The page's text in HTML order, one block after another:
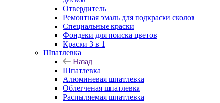
Отвердитель
Ремонтная эмаль для подкраски сколов
Специальные краски
Фондеки для поиска цветов
Краски 3 в 1
Шпатлевка
Назад
Шпатлевка
Алюминевая шпатлевка
Облегченая шпатлевка
Распыляемая шпатлевка